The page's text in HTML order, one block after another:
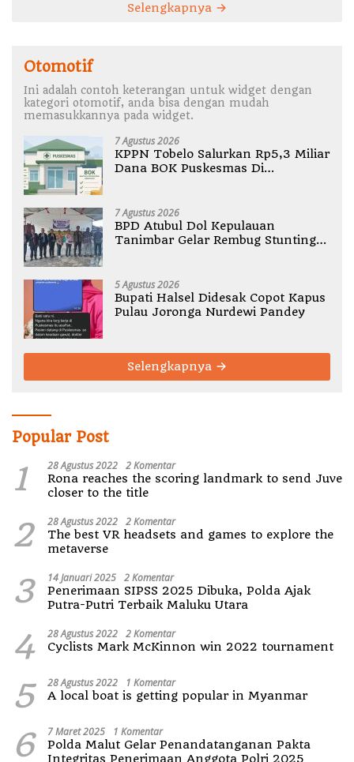
Selengkapnya
Otomotif
Ini adalah contoh keterangan untuk widget dengan
kategori otomotif, anda bisa dengan mudah
memasukkannya pada widget.
7 Agustus 2026
KPPN Tobelo Salurkan Rp5,3 Miliar
Dana BOK Puskesmas Di
7 Agustus 2026
BPD Atubul Dol Kepulauan
Tanimbar Gelar Rembug Stunting
5 Agustus 2026
Bupati Halsel Didesak Copot Kapus
Pulau Joronga Nurdewi Pandey
Selengkapnya
Popular Post
1 28 Agustus 2022 2 Komentar
Rona reaches the scoring landmark to send Juve
closer to the title
2 28 Agustus 2022 2 Komentar
The best VR headsets and games to explore the
metaverse
3 14 Januari 2025 2 Komentar
Penerimaan SIPSS 2025 Dibuka, Polda Ajak
Putra-Putri Terbaik Maluku Utara
4 28 Agustus 2022 2 Komentar
Cyclists Mark McKinnon win 2022 tournament
5 28 Agustus 2022 1 Komentar
A local boat is getting popular in Myanmar
6 7 Maret 2025 1 Komentar
Polda Malut Gelar Penandatanganan Pakta